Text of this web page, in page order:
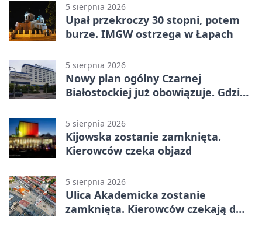
5 sierpnia 2026
Upał przekroczy 30 stopni, potem
burze. IMGW ostrzega w Łapach
5 sierpnia 2026
Nowy plan ogólny Czarnej
Białostockiej już obowiązuje. Gdzie
5 sierpnia 2026
Kijowska zostanie zamknięta.
Kierowców czeka objazd
5 sierpnia 2026
Ulica Akademicka zostanie
zamknięta. Kierowców czekają dwa